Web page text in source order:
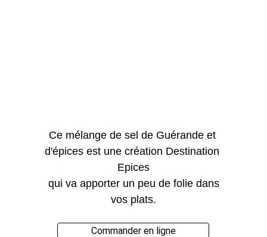
Ce mélange de sel de Guérande et
d'épices est une création Destination
Epices
vos plats.
Commander en ligne